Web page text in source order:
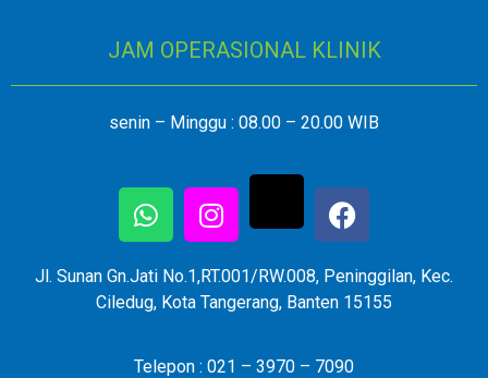
JAM OPERASIONAL KLINIK
senin – Minggu : 08.00 – 20.00 WIB
Jl. Sunan Gn.Jati No.1,RT.001/RW.008, Peninggilan, Kec.
Ciledug, Kota Tangerang, Banten 15155
Telepon : 021 – 3970 – 7090